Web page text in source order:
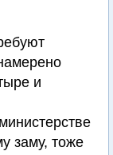
и
заму, тоже